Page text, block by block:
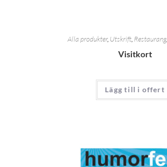
Alla produkter, Utskrift Restaurang
Visitkort
Lägg till i offert